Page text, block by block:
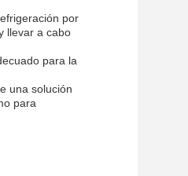
por
llevar a cabo
para la
una solución
para